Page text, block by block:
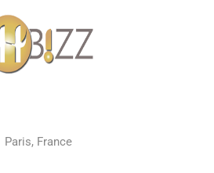
Paris, France